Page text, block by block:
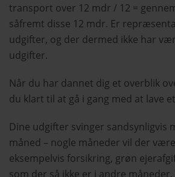
transport over 12 mdr / 12 =
såfremt disse 12 mdr. Er
udgifter, og der dermed ikke har
udgifter.
Når du har dannet dig et overblik
du klart til at gå i gang med at lave
Dine udgifter svinger sandsynligvis
måned – nogle måneder vil der
eksempelvis forsikring, grøn
som der så ikke er i andre